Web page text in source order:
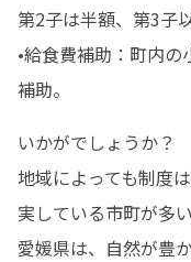
第2子は半額、第3子
•給食費補助：町内
補助。
いかがでしょうか？
地域によっても制度
実している市町が多
愛媛県は、自然が豊